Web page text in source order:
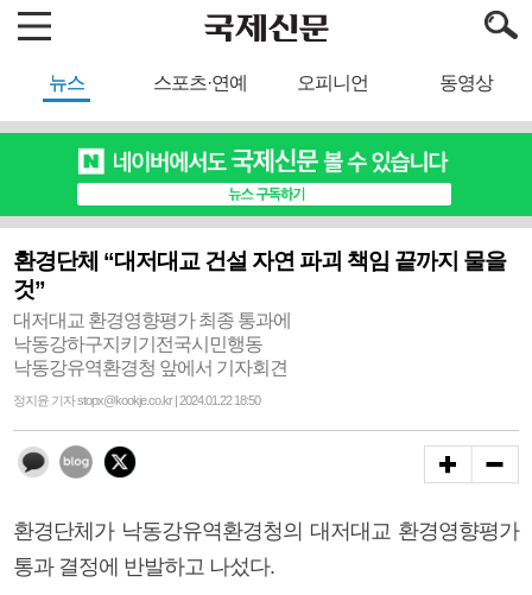
뉴스 스포츠·연예 오피니언 동영상
환경단체 “대저대교 건설 자연 파괴 책임 끝까지 물을
것”
대저대교 환경영향평가 최종 통과에
낙동강하구지키기전국시민행동
낙동강유역환경청 앞에서 기자회견
정지윤 기자 stopx@kookje.co.kr | 2024.01.22 18:50
환경단체가 낙동강유역환경청의 대저대교 환경영향평가
통과 결정에 반발하고 나섰다.